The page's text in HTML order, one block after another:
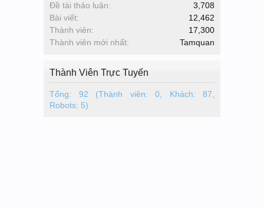
Đề tài thảo luận:
3,708
Bài viết:
12,462
Thành viên:
17,300
Thành viên mới nhất:
Tamquan
Thành Viên Trực Tuyến
Tổng: 92 (Thành viên: 0, Khách: 87,
Robots: 5)